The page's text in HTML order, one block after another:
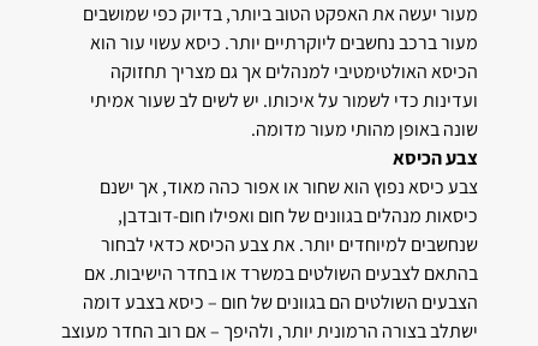
מעור יעשה את האפקט הטוב ביותר, בדיוק כפי שמושבים
מעור ברכב נחשבים ליוקרתיים יותר. כיסא עשוי עור הוא
הכיסא האולטימטיבי למנהלים אך גם מצריך תחזוקה
ועדינות כדי לשמור על איכותו. יש לשים לב שעור אמיתי
שונה באופן מהותי מעור מדומה.
צבע הכיסא
צבע כיסא נפוץ הוא שחור או אפור כהה מאוד, אך ישנם
כיסאות מנהלים בגוונים של חום ואפילו חום-דובדבן,
שנחשבים למיוחדים יותר. את צבע הכיסא כדאי לבחור
בהתאם לצבעים השולטים במשרד או בחדר הישיבות. אם
הצבעים השולטים הם בגוונים של חום – כיסא בצבע דומה
ישתלב בצורה הרמונית יותר, ולהיפך – אם רוב החדר מעוצב